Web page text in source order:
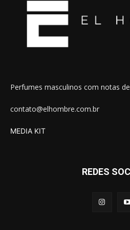
Perfumes masculinos com notas
contato@elhombre.com.br
MEDIA KIT
REDES